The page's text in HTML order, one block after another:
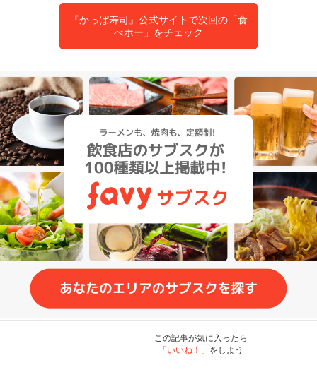
『かっぱ寿司』公式サイトで次回の「食
べホー」をチェック
この記事が気に入ったら
「いいね！」 をしよう